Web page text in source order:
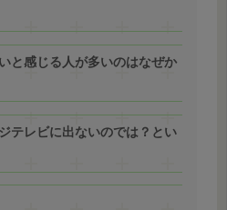
と感じる人が多いのはなぜか
テレビに出ないのでは？とい